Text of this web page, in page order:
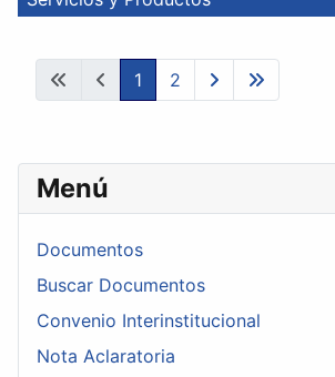
Menú
Documentos
Buscar Documentos
Convenio Interinstitucional
Nota Aclaratoria
1 2